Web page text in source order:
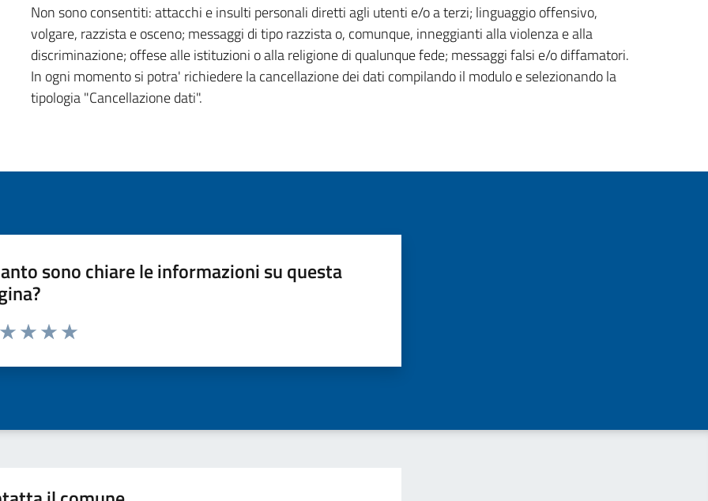
Non sono consentiti: attacchi e insulti personali diretti agli utenti e/o a terzi; linguaggio offensivo,
volgare, razzista e osceno; messaggi di tipo razzista o, comunque, inneggianti alla violenza e alla
discriminazione; offese alle istituzioni o alla religione di qualunque fede; messaggi falsi e/o diffamatori.
In ogni momento si potra' richiedere la cancellazione dei dati compilando il modulo e selezionando la
tipologia "Cancellazione dati".
sono chiare le informazioni su questa
da 1 a 5 stelle la pagina